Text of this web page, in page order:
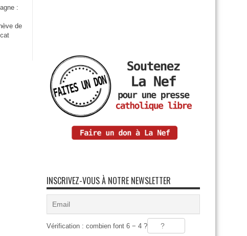
:
de
INSCRIVEZ-VOUS À NOTRE NEWSLETTER
Vérification : combien font 6 − 4 ?